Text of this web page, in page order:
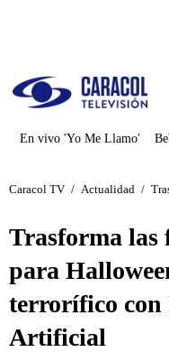
En vivo 'Yo Me Llamo'
Caracol TV / Actualidad /
Trasforma las
para
terrorífico con
Artificial